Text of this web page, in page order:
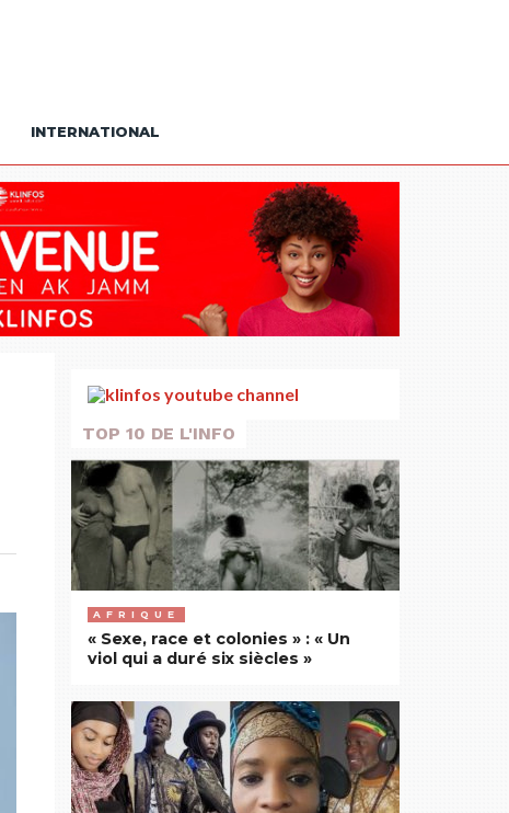
INTERNATIONAL
TOP 10 DE L'INFO
AFRIQUE
« Sexe, race et colonies » : « Un
viol qui a duré six siècles »